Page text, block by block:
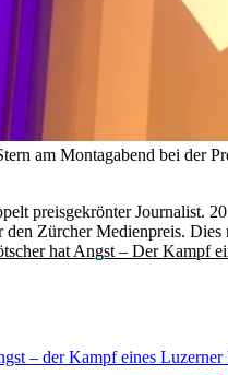
am Montagabend bei der
preisgekrönter Journalist.
den Zürcher Medienpreis. Dies
hat Angst – Der Kampf
– der Kampf eines Luzerner